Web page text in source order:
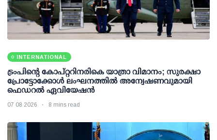
INTERNATIONAL
ട്രംപിന്റെ കോപ്റ്ററിനരികെ യാത്രാ വിമാനം; സുരക്ഷാ
പ്രോട്ടോക്കോള്‍ ലംഘനത്തില്‍ അന്വേഷണവുമായി
ഫെഡറല്‍ ഏവിയേഷന്‍
07 08 2026 8 mins read